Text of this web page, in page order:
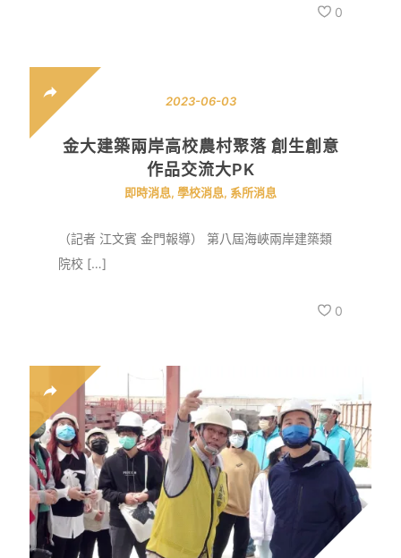
0
2023-06-03
金大建築兩岸高校農村聚落 創生創意
作品交流大PK
即時消息, 學校消息, 系所消息
（記者 江文賓 金門報導） 第八屆海峽兩岸建築類
院校 […]
0